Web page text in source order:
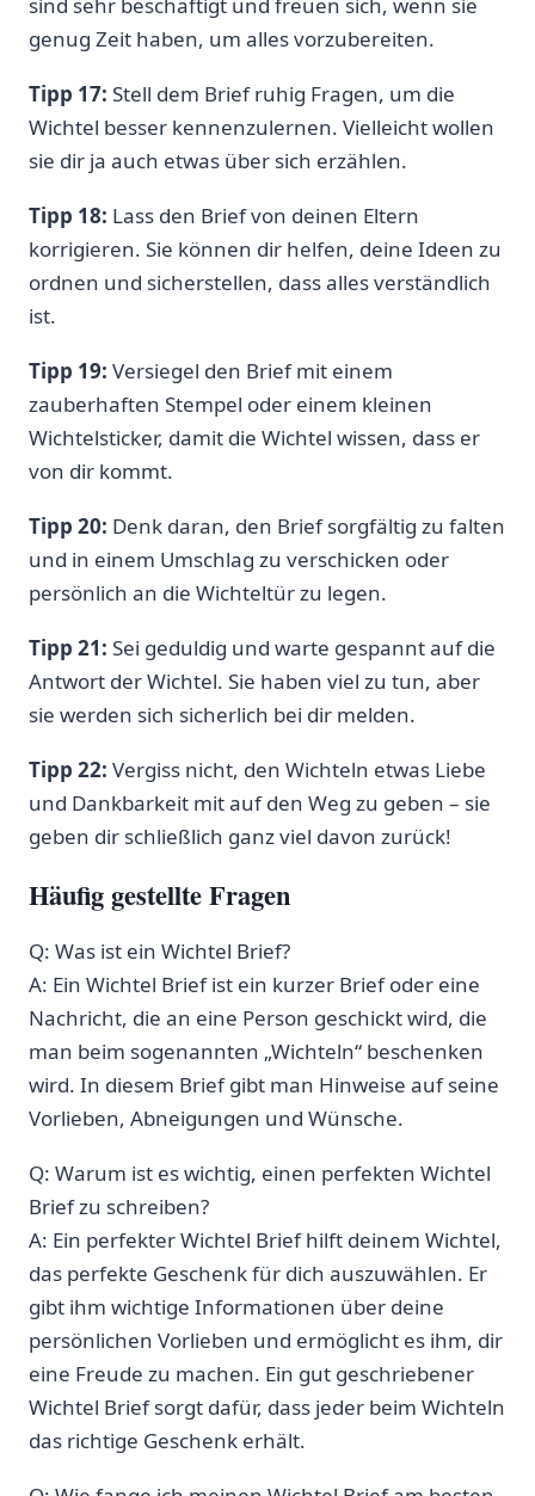
sind sehr beschäftigt und freuen sich, wenn sie
genug Zeit haben, um alles vorzubereiten.
Tipp 17: Stell dem Brief ruhig Fragen, um die
Wichtel besser kennenzulernen. Vielleicht wollen
sie dir ja auch etwas über sich erzählen.
Tipp 18: Lass den Brief von deinen Eltern
korrigieren. Sie können dir helfen, deine Ideen zu
ordnen und sicherstellen, dass alles verständlich
ist.
Tipp 19: Versiegel den Brief mit einem
zauberhaften Stempel oder einem kleinen
Wichtelsticker, damit die Wichtel wissen, dass er
von dir kommt.
Tipp 20: Denk daran, den Brief sorgfältig zu falten
und in einem Umschlag zu verschicken oder
persönlich an die Wichteltür zu legen.
Tipp 21: Sei geduldig und warte gespannt auf die
Antwort der Wichtel. Sie haben viel zu tun, aber
sie werden sich sicherlich bei dir melden.
Tipp 22: Vergiss nicht, den Wichteln etwas Liebe
und Dankbarkeit mit auf den Weg zu geben – sie
geben dir schließlich ganz viel davon zurück!
Häufig gestellte Fragen
Q: Was ist ein Wichtel Brief?
A: Ein Wichtel Brief ist ein kurzer Brief oder eine
Nachricht, die an eine Person geschickt wird, die
man beim sogenannten „Wichteln“ beschenken
wird. In diesem Brief gibt man Hinweise auf seine
Vorlieben, Abneigungen und Wünsche.
Q: Warum ist es wichtig, einen perfekten Wichtel
Brief zu schreiben?
A: Ein perfekter Wichtel Brief hilft deinem Wichtel,
das perfekte Geschenk für dich auszuwählen. Er
gibt ihm wichtige Informationen über deine
persönlichen Vorlieben und ermöglicht es ihm, dir
eine Freude zu machen. Ein gut geschriebener
Wichtel Brief sorgt dafür, dass jeder beim Wichteln
das richtige Geschenk erhält.